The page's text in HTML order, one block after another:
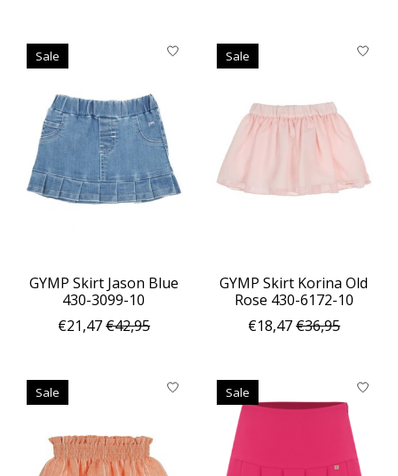
Sale
GYMP Skirt Jason Blue
430-3099-10
€21,47€42,95
Sale
GYMP Skirt Korina Old
Rose 430-6172-10
€18,47€36,95
Sale Sale